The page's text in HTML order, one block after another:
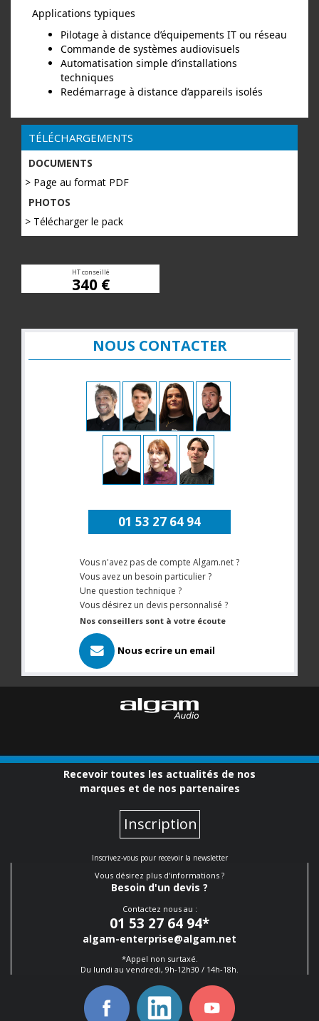
Applications typiques
Pilotage à distance d’équipements IT ou réseau
Commande de systèmes audiovisuels
Automatisation simple d’installations
techniques
Redémarrage à distance d’appareils isolés
TÉLÉCHARGEMENTS
DOCUMENTS
> Page au format PDF
PHOTOS
> Télécharger le pack
HT conseillé
340 €
NOUS CONTACTER
01 53 27 64 94
Vous n'avez pas de compte Algam.net ?
Vous avez un besoin particulier ?
Une question technique ?
Vous désirez un devis personnalisé ?
Nos conseillers sont à votre écoute
Nous ecrire un email
Recevoir toutes les actualités de nos
marques et de nos partenaires
Inscription
Inscrivez-vous pour recevoir la newsletter
Vous désirez plus d'informations ?
Besoin d'un devis ?
Contactez nous au :
01 53 27 64 94*
algam-enterprise@algam.net
*Appel non surtaxé.
Du lundi au vendredi, 9h-12h30 / 14h-18h.